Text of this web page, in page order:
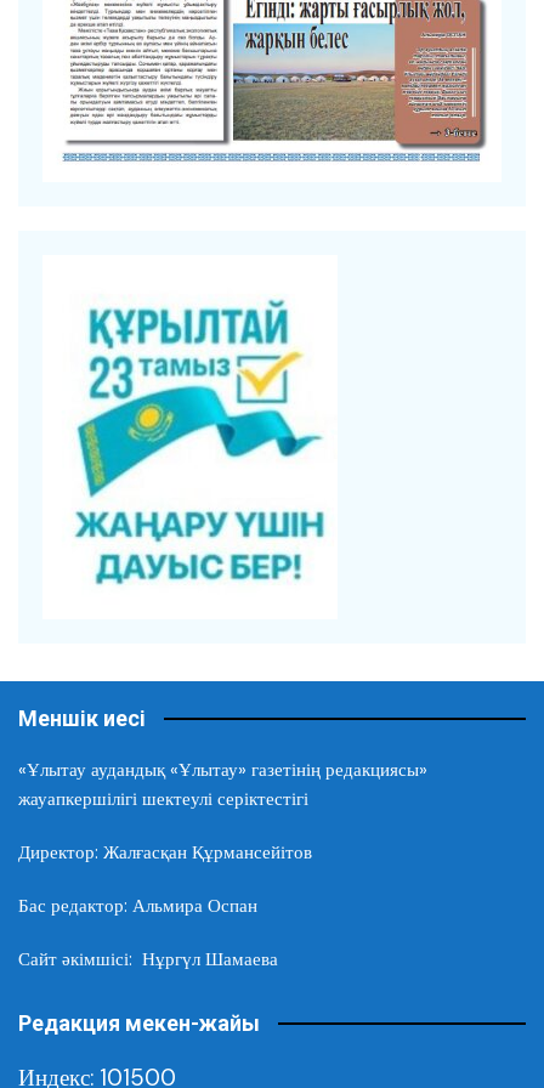
Меншік иесі
«Ұлытау аудандық «Ұлытау» газетінің редакциясы»
жауапкершілігі шектеулі серіктестігі
Директор: Жалғасқан Құрмансейітов
Бас редактор: Альмира Оспан
Сайт әкімшісі: Нұргүл Шамаева
Редакция мекен-жайы
Индекс: 101500